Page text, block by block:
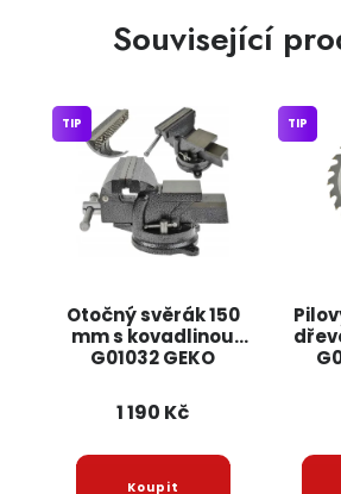
Související
Otočný svěrák 150
mm s kovadlinou
G01032 GEKO
TIP
1 190 Kč
TIP